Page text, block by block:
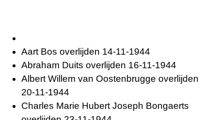
Aart Bos overlijden 14-11-1944
Abraham Duits overlijden 16-11-1944
Albert Willem van Oostenbrugge overlijden
20-11-1944
Charles Marie Hubert Joseph Bongaerts